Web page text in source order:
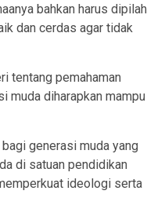
bahkan harus dipilah
dan cerdas agar tidak
tentang pemahaman
muda diharapkan mampu
generasi muda yang
di satuan pendidikan
ideologi serta